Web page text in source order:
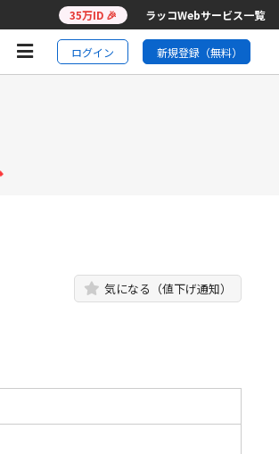
35万ID 🎉 ラッコWebサービス一覧
ログイン 新規登録（無料）
気になる（値下げ通知）